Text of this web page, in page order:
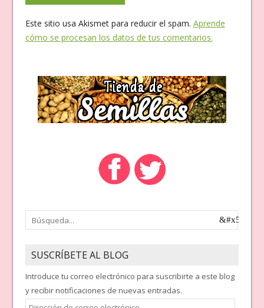
Este sitio usa Akismet para reducir el spam. Aprende
cómo se procesan los datos de tus comentarios.
SUSCRÍBETE AL BLOG
Introduce tu correo electrónico para suscribirte a este blog
y recibir notificaciones de nuevas entradas.
Dirección